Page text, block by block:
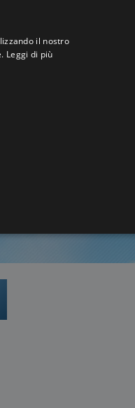
il nostro
Leggi di più